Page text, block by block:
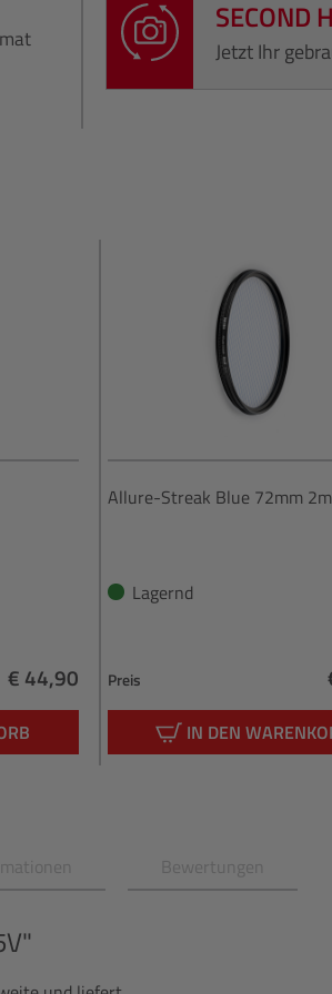
SECOND
Jetzt Ihr
Regulärer Preis:
€ 44,90
Allure-Streak Blue 72mm
Lagernd
Preis
IN DEN
Bewertungen